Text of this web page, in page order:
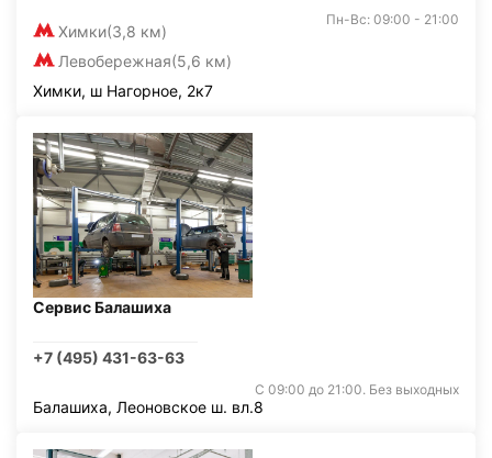
Химки(3,8 км)
Левобережная(5,6 км)
Пн-Вс: 09:00 - 21:00
Химки, ш Нагорное, 2к7
Сервис Балашиха
+7 (495) 431-63-63
С 09:00 до 21:00. Без выходных
Балашиха, Леоновское ш. вл.8